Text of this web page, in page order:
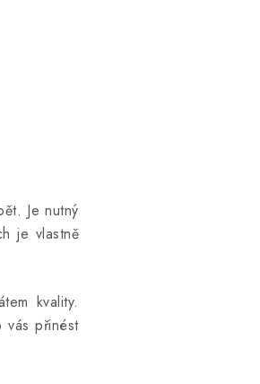
Je nutný
je vlastně
kvality.
vás přinést